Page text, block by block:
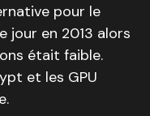
pour le
jour en 2013 alors
était faible.
et les GPU